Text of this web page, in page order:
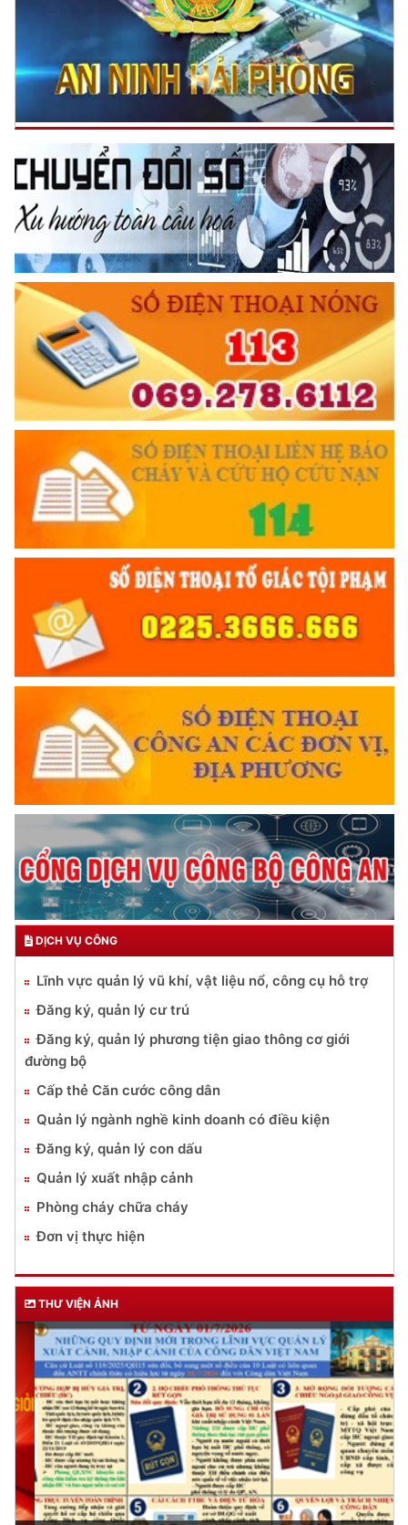
DỊCH VỤ CÔNG
Lĩnh vực quản lý vũ khí, vật liệu nổ, công cụ hỗ trợ
Đăng ký, quản lý cư trú
Đăng ký, quản lý phương tiện giao thông cơ giới
đường bộ
Cấp thẻ Căn cước công dân
Quản lý ngành nghề kinh doanh có điều kiện
Đăng ký, quản lý con dấu
Quản lý xuất nhập cảnh
Phòng cháy chữa cháy
Đơn vị thực hiện
THƯ VIỆN ẢNH